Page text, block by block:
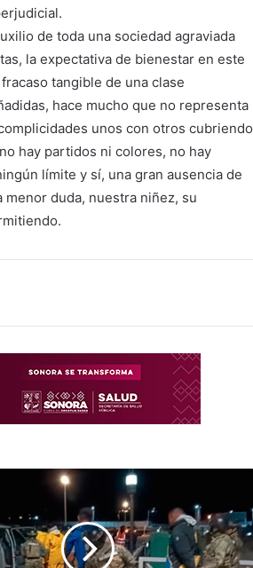
de toda una sociedad agraviada
la expectativa de bienestar en este
tangible de una clase
hace mucho que no representa
unos con otros cubriendo
hay partidos ni colores, no hay
límite y sí, una gran ausencia de
duda, nuestra niñez, su